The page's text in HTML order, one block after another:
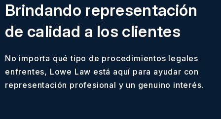
Brindando representación
de calidad a los clientes
No importa qué tipo de procedimientos legales
enfrentes, Lowe Law está aquí para ayudar con
representación profesional y un genuino interés.